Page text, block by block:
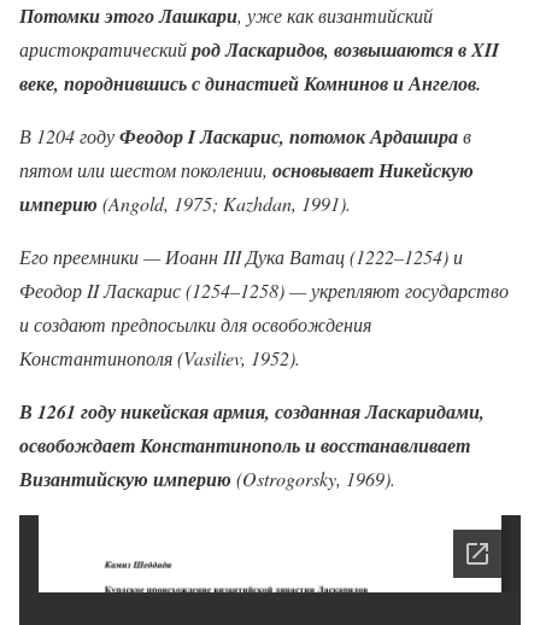
Потомки этого Лашкари, уже как византийский
аристократическийрод Ласкаридов, возвышаются в XII
веке, породнившись с династией Комнинов и Ангелов.
В 1204 годуФеодор I Ласкарис, потомок Ардаширав
пятом или шестом поколении, основывает Никейскую
империю (Angold, 1975; Kazhdan, 1991).
Его преемники — Иоанн III Дука Ватац (1222–1254) и
Феодор II Ласкарис (1254–1258) — укрепляют государство
и создают предпосылки для освобождения
Константинополя (Vasiliev, 1952).
В 1261 году никейская армия, созданная Ласкаридами,
освобождает Константинополь и восстанавливает
Византийскую империю (Ostrogorsky, 1969).